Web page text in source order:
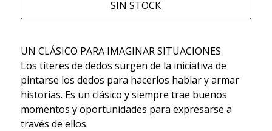
SIN STOCK
UN CLÁSICO PARA IMAGINAR SITUACIONES
Los títeres de dedos surgen de la iniciativa de
pintarse los dedos para hacerlos hablar y armar
historias. Es un clásico y siempre trae buenos
momentos y oportunidades para expresarse a
través de ellos.